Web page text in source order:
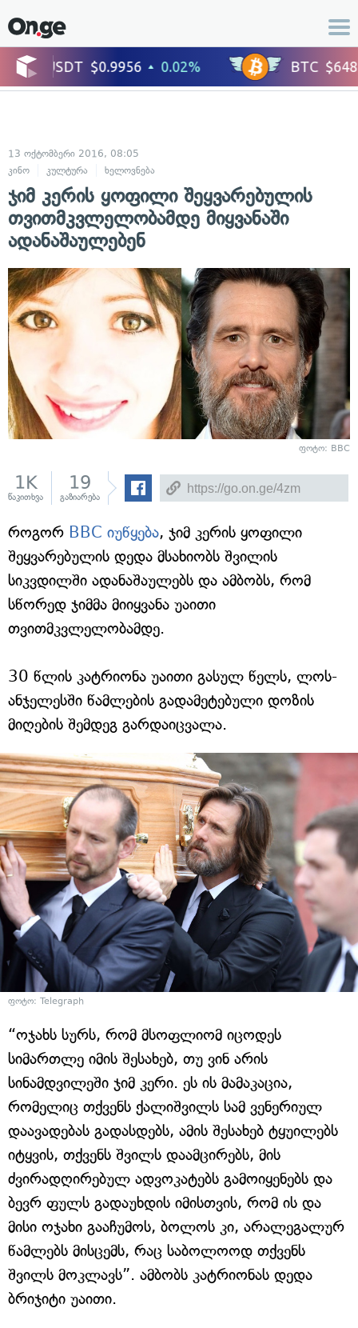
13 ოქტომბერი 2016, 08:05
კინო
კულტურა ხელოვნება
ჯიმ კერის ყოფილი შეყვარებულის
თვითმკვლელობამდე მიყვანაში
ადანაშაულებენ
ფოტო: BBC
1K
წაკითხვა
19
გაზიარება
როგორ BBC იუწყება, ჯიმ კერის ყოფილი
შეყვარებულის დედა მსახიობს შვილის
სიკვდილში ადანაშაულებს და ამბობს, რომ
სწორედ ჯიმმა მიიყვანა უაითი
თვითმკვლელობამდე.
30 წლის კატრიონა უაითი გასულ წელს, ლოს-
ანჯელესში წამლების გადამეტებული დოზის
მიღების შემდეგ გარდაიცვალა.
ფოტო: Telegraph
“ოჯახს სურს, რომ მსოფლიომ იცოდეს
სიმართლე იმის შესახებ, თუ ვინ არის
სინამდვილეში ჯიმ კერი. ეს ის მამაკაცია,
რომელიც თქვენს ქალიშვილს სამ ვენერიულ
დაავადებას გადასდებს, ამის შესახებ ტყუილებს
იტყვის, თქვენს შვილს დაამცირებს, მის
ძვირადღირებულ ადვოკატებს გამოიყენებს და
ბევრ ფულს გადაუხდის იმისთვის, რომ ის და
მისი ოჯახი გააჩუმოს, ბოლოს კი, არალეგალურ
წამლებს მისცემს, რაც საბოლოოდ თქვენს
შვილს მოკლავს”. ამბობს კატრიონას დედა
ბრიჯიტი უაითი.